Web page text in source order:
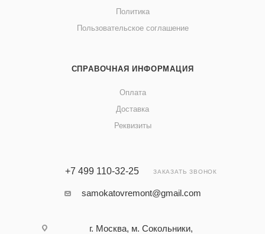
Политика
Пользовательское соглашение
СПРАВОЧНАЯ ИНФОРМАЦИЯ
Оплата
Доставка
Реквизиты
+7 499 110-32-25 ЗАКАЗАТЬ ЗВОНОК
samokatovremont@gmail.com
г. Москва, м. Сокольники,